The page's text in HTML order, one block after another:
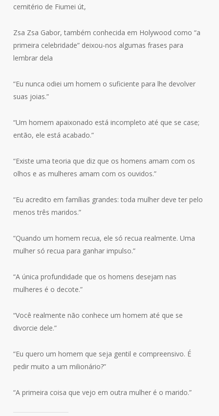
cemitério de Fiumei út,
Zsa Zsa Gabor, também conhecida em Holywood como “a
primeira celebridade” deixou-nos algumas frases para
lembrar dela
“Eu nunca odiei um homem o suficiente para lhe devolver
suas joias.”
“Um homem apaixonado está incompleto até que se case;
então, ele está acabado.”
“Existe uma teoria que diz que os homens amam com os
olhos e as mulheres amam com os ouvidos.”
“Eu acredito em famílias grandes: toda mulher deve ter pelo
menos três maridos.”
“Quando um homem recua, ele só recua realmente. Uma
mulher só recua para ganhar impulso.”
“A única profundidade que os homens desejam nas
mulheres é o decote.”
“Você realmente não conhece um homem até que se
divorcie dele.”
“Eu quero um homem que seja gentil e compreensivo. É
pedir muito a um milionário?”
“A primeira coisa que vejo em outra mulher é o marido.”